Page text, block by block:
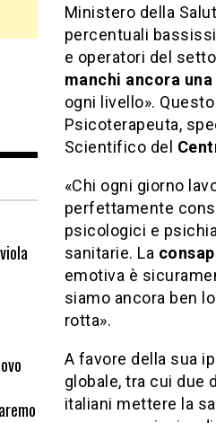
Ministero della
percentuali
e operatori del
manchi ancora
ogni livello».
Psicoterapeuta,
Scientifico del
«Chi ogni giorno
perfettamente
psicologici e
sanitarie. La
emotiva è
siamo ancora ben
rotta».
A favore della sua
globale, tra cui due
italiani mettere la